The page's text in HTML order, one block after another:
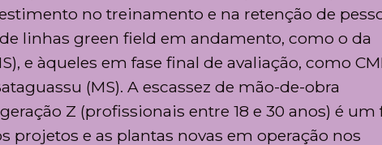
no treinamento e na retenção de
linhas green field em andamento, como o da
e àqueles em fase final de avaliação, como
(MS). A escassez de mão-de-obra
Z (profissionais entre 18 e 30 anos) é um
projetos e as plantas novas em operação nos